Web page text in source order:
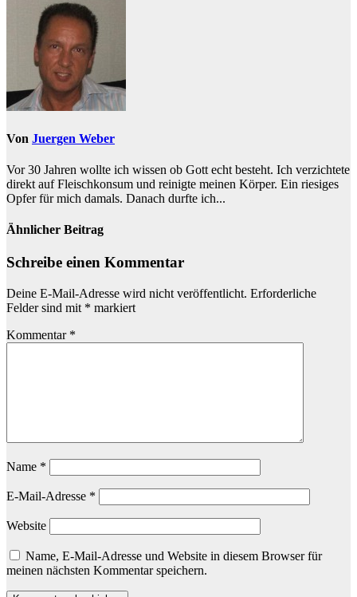
Von Juergen Weber
Vor 30 Jahren wollte ich wissen ob Gott echt besteht. Ich verzichtete
direkt auf Fleischkonsum und reinigte meinen Körper. Ein riesiges
Opfer für mich damals. Danach durfte ich...
Ähnlicher Beitrag
Schreibe einen Kommentar
Deine E-Mail-Adresse wird nicht veröffentlicht. Erforderliche
Felder sind mit * markiert
Kommentar *
Name *
E-Mail-Adresse *
Website
Name, E-Mail-Adresse und Website in diesem Browser für
meinen nächsten Kommentar speichern.